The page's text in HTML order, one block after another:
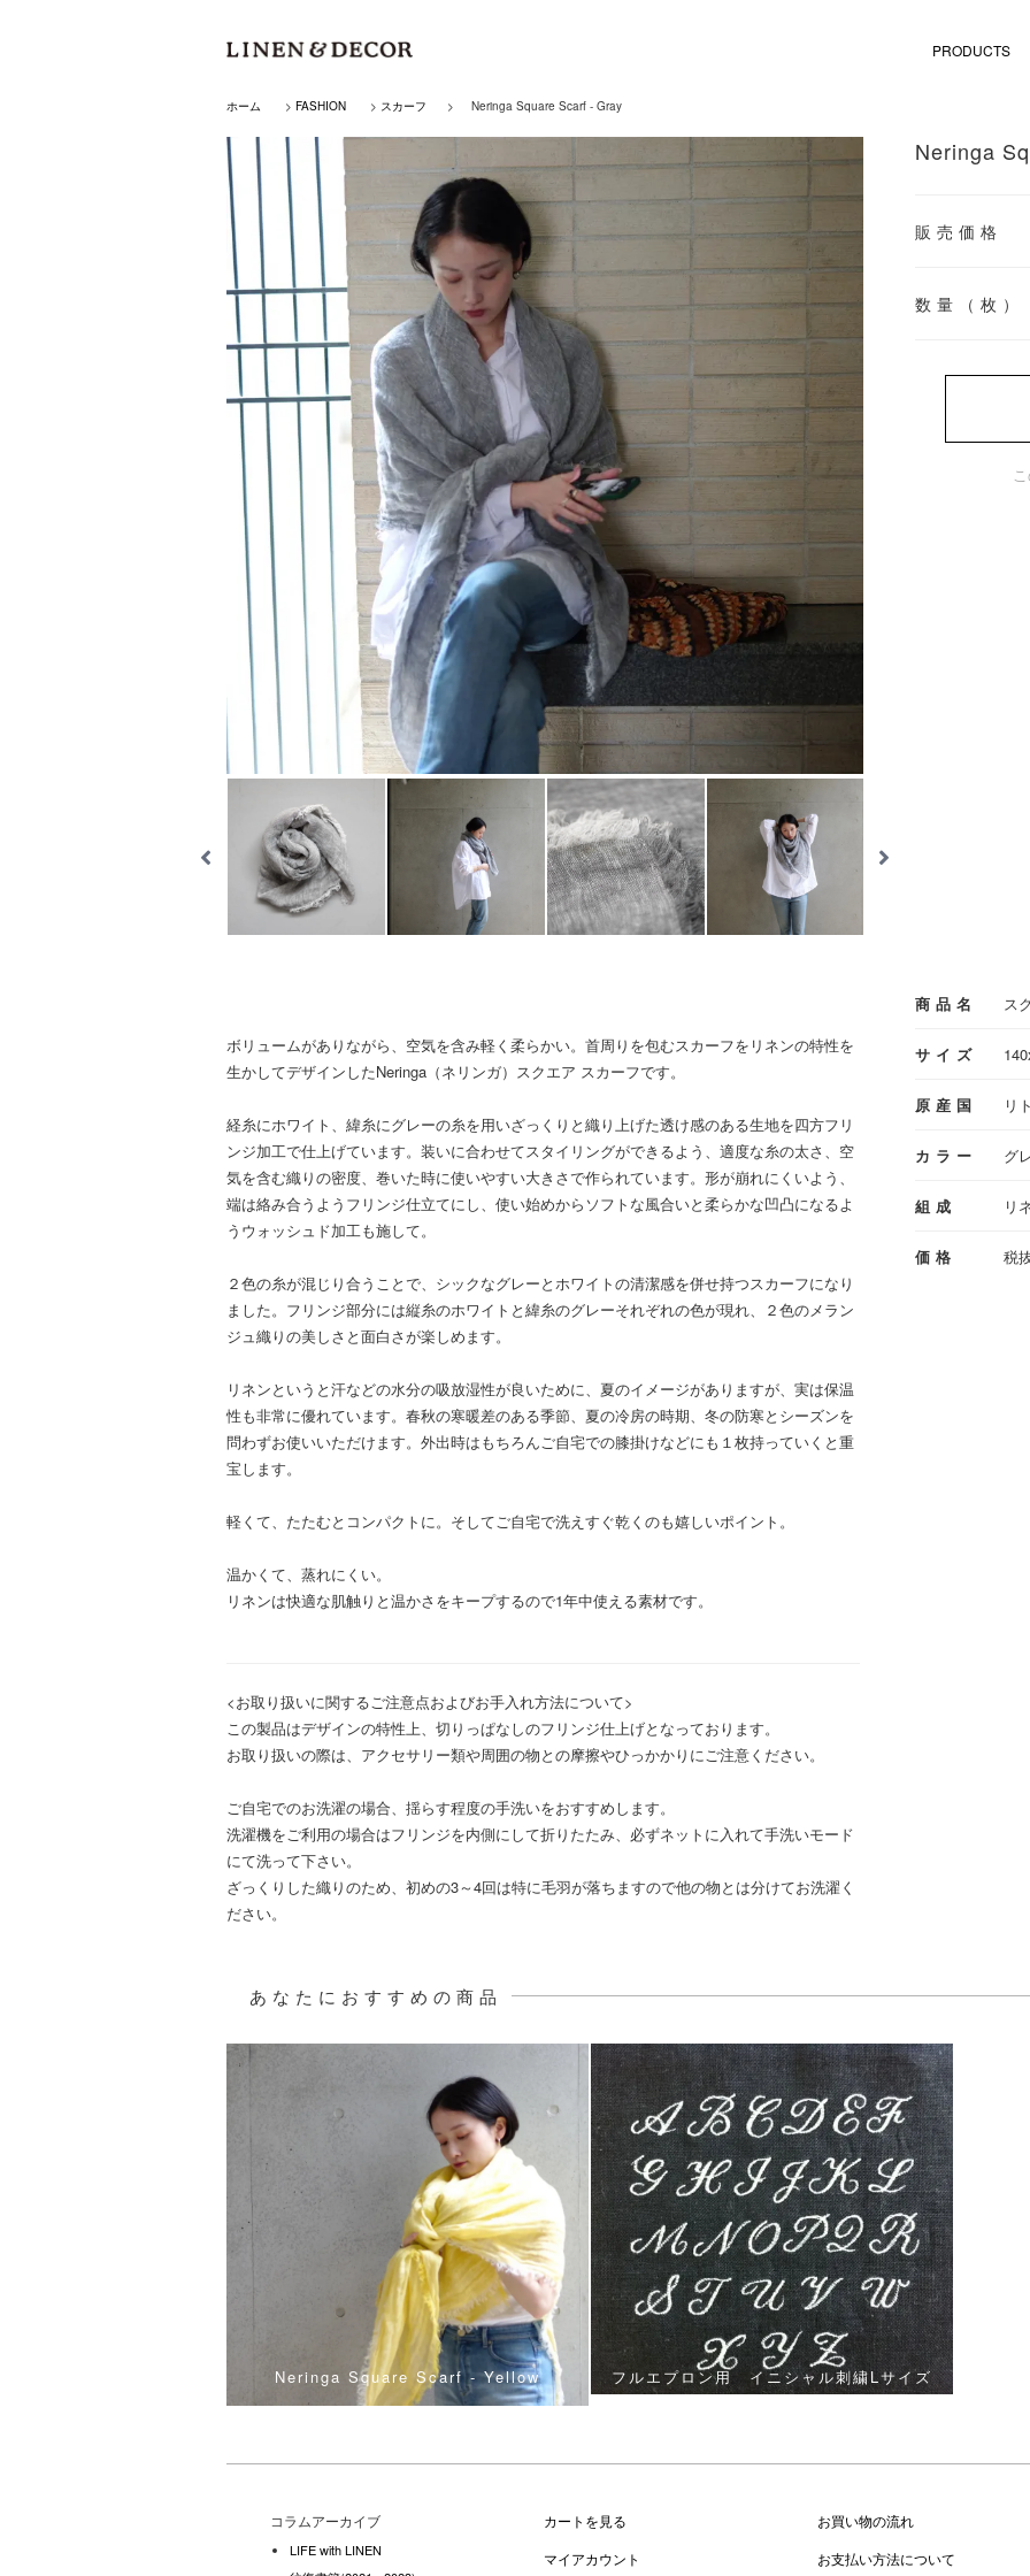
PRODUCTS
ホーム > FASHION > スカーフ > Neringa Square Scarf - Gray
Neringa
販売価格
数量（枚）
ボリュームがありながら、空気を含み軽く柔らかい。首周りを包むスカーフをリネンの特性を
生かしてデザインしたNeringa（ネリンガ）スクエア スカーフです。
経糸にホワイト、緯糸にグレーの糸を用いざっくりと織り上げた透け感のある生地を四方フリ
ンジ加工で仕上げています。装いに合わせてスタイリングができるよう、適度な糸の太さ、空
気を含む織りの密度、巻いた時に使いやすい大きさで作られています。形が崩れにくいよう、
端は絡み合うようフリンジ仕立てにし、使い始めからソフトな風合いと柔らかな凹凸になるよ
うウォッシュド加工も施して。
２色の糸が混じり合うことで、シックなグレーとホワイトの清潔感を併せ持つスカーフになり
ました。フリンジ部分には縦糸のホワイトと緯糸のグレーそれぞれの色が現れ、２色のメラン
ジュ織りの美しさと面白さが楽しめます。
リネンというと汗などの水分の吸放湿性が良いために、夏のイメージがありますが、実は保温
性も非常に優れています。春秋の寒暖差のある季節、夏の冷房の時期、冬の防寒とシーズンを
問わずお使いいただけます。外出時はもちろんご自宅での膝掛けなどにも１枚持っていくと重
宝します。
軽くて、たたむとコンパクトに。そしてご自宅で洗えすぐ乾くのも嬉しいポイント。
温かくて、蒸れにくい。
リネンは快適な肌触りと温かさをキープするので1年中使える素材です。
<お取り扱いに関するご注意点およびお手入れ方法について>
この製品はデザインの特性上、切りっぱなしのフリンジ仕上げとなっております。
お取り扱いの際は、アクセサリー類や周囲の物との摩擦やひっかかりにご注意ください。
ご自宅でのお洗濯の場合、揺らす程度の手洗いをおすすめします。
洗濯機をご利用の場合はフリンジを内側にして折りたたみ、必ずネットに入れて手洗いモード
にて洗って下さい。
ざっくりした織りのため、初めの3～4回は特に毛羽が落ちますので他の物とは分けてお洗濯く
ださい。
商品名 ス
サイズ
原産国 リ
カラー グ
組成 リ
価格 税
あなたにおすすめの商品
Neringa Square Scarf - Yellow フルエプロン用 イニシャル刺繍Lサイズ
コラムアーカイブ
LIFE with LINEN
カートを見る
マイアカウント
お買い物の流れ
お支払い方法について